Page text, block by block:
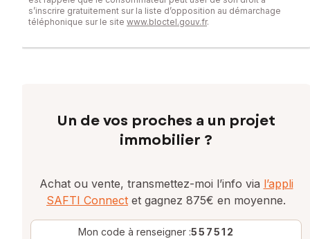
Grâce à ses beaux volumes, sa luminosité et son
environnement privilégié, cette propriété offre un
Prix de vente : 365 000 €
Contactez votre conseiller SAFTI : Karine ARTOLA, Tél. :
0680235735, E-mail : karine.artola@safti.fr - EI - Agent
commercial immatriculé au RSAC de BAR LE DUC sous le
numéro 843 458 274
s’inscrire gratuitement sur la liste d’opposition au démarchage
téléphonique sur le site www.bloctel.gouv.fr.
Un de vos proches a un projet
immobilier ?
Achat ou vente, transmettez-moi l’info via l’appli
SAFTI Connect et gagnez 875€ en moyenne.
Mon code à renseigner :557512